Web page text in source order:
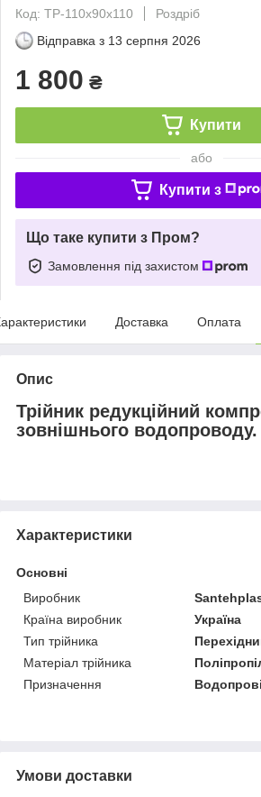
Код: ТР-110х90х110
Роздріб
Відправка з 13 серпня 2026
1 800 ₴
Купити
або
Купити з
Що таке купити з Пром?
Замовлення під захистом
Доставка Оплата
Опис
Трійник редукційний
зовнішнього водопроводу.
Характеристики
Основні
Виробник
Країна виробник
Україна
Тип трійника
Матеріал трійника
Призначення
Умови доставки